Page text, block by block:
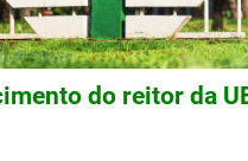
do reitor da